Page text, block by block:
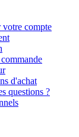
compte
d'achat
questions ?